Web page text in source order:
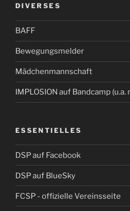
DIVERSES
BAFF
Bewegungsmelder
Mädchenmannschaft
IMPLOSION auf Bandcamp
ESSENTIELLES
DSP auf Facebook
DSP auf BlueSky
FCSP - offizielle Vereinsseite